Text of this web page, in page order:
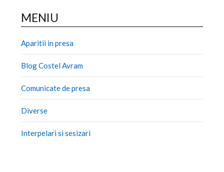
MENIU
Aparitii in presa
Blog Costel Avram
Comunicate de presa
Diverse
Interpelari si sesizari